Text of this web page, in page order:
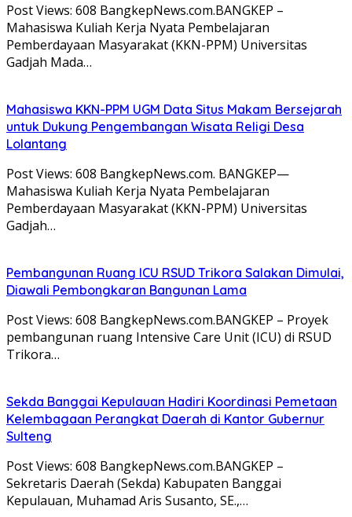
Post Views: 608 BangkepNews.com.BANGKEP –
Mahasiswa Kuliah Kerja Nyata Pembelajaran
Pemberdayaan Masyarakat (KKN-PPM) Universitas
Gadjah Mada…
Mahasiswa KKN-PPM UGM Data Situs Makam Bersejarah
untuk Dukung Pengembangan Wisata Religi Desa
Lolantang
Post Views: 608 BangkepNews.com. BANGKEP—
Mahasiswa Kuliah Kerja Nyata Pembelajaran
Pemberdayaan Masyarakat (KKN-PPM) Universitas
Gadjah…
Pembangunan Ruang ICU RSUD Trikora Salakan Dimulai,
Diawali Pembongkaran Bangunan Lama
Post Views: 608 BangkepNews.com.BANGKEP – Proyek
pembangunan ruang Intensive Care Unit (ICU) di RSUD
Trikora…
Sekda Banggai Kepulauan Hadiri Koordinasi Pemetaan
Kelembagaan Perangkat Daerah di Kantor Gubernur
Sulteng
Post Views: 608 BangkepNews.com.BANGKEP –
Sekretaris Daerah (Sekda) Kabupaten Banggai
Kepulauan, Muhamad Aris Susanto, SE.,…